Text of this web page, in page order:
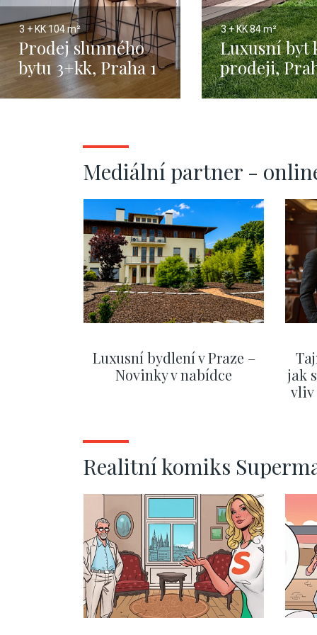
3 + KK 104 m²
Prodej slunného
bytu 3+kk, Praha 1
- 104 m2
3 + KK84 m²
Luxusní byt
prodeji,
Troja - 84m
Mediální partner -
Luxusní bydlení v Praze –
Novinky v nabídce
jak
vliv
Realitní komiks